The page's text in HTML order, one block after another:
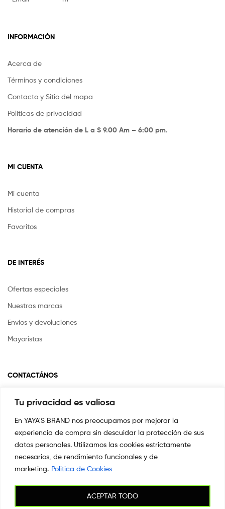
Tu privacidad es valiosa
En YAYA'S BRAND nos preocupamos por mejorar la
experiencia de compra sin descuidar la protección de sus
datos personales. Utilizamos las cookies estrictamente
necesarios, de rendimiento funcionales y de
marketing. Politica de Cookies
ACEPTAR TODO
INFORMACIÓN
Acerca de
Términos y condiciones
Contacto y Sitio del mapa
Políticas de privacidad
Horario de atención de L a S 9.00 Am – 6:00 pm.
MI CUENTA
Mi cuenta
Historial de compras
Favoritos
DE INTERÉS
Ofertas especiales
Nuestras marcas
Envíos y devoluciones
Mayoristas
CONTACTÁNOS
Si tienes alguna pregunta o inquietud escríbenos a
📍CARRERA 8 # 14-45 SAN PEDRO
CALI, COLOMBIA
+57 3044553869